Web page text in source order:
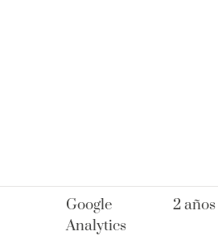
Google
Analytics
2 años